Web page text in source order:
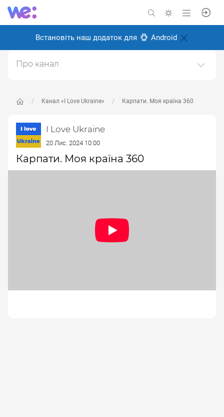
Встановіть наш додаток для Android
Канал «I Love Ukraine» Карпати. Моя країна 360
I Love Ukraine
20 Лис. 2024 10:00
Карпати. Моя країна 360
Про канал
Україну.
Відповідальні:Miro Baida